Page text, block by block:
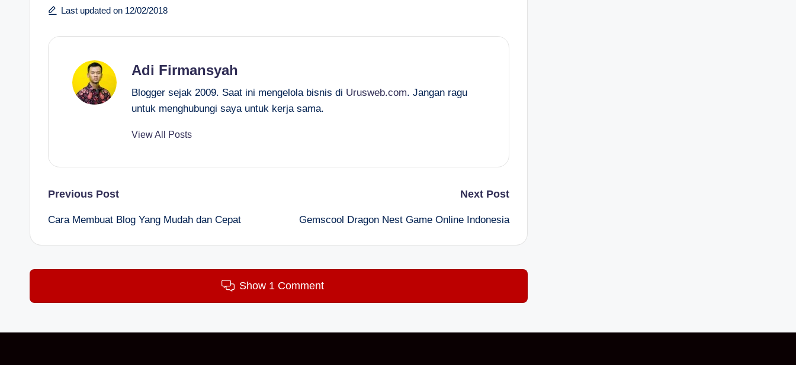
Last updated on 12/02/2018
Adi Firmansyah
Blogger sejak 2009. Saat ini mengelola bisnis di Urusweb.com. Jangan ragu
untuk menghubungi saya untuk kerja sama.
View All Posts
Post
navigation
Previous Post
Cara Membuat Blog Yang Mudah dan Cepat
Next Post
Gemscool Dragon Nest Game Online Indonesia
Show 1 Comment